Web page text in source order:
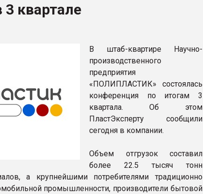
квартале
В штаб-квартире Научно-
производственного
предприятия
«ПОЛИПЛАСТИК» состоялась
конференция по итогам 3
квартала. Об этом
ПластЭксперту сообщили
сегодня в компании.
Объем отгрузок составил
более 22.5 тысяч тонн
а крупнейшими потребителями традиционно
промышленности, производители бытовой